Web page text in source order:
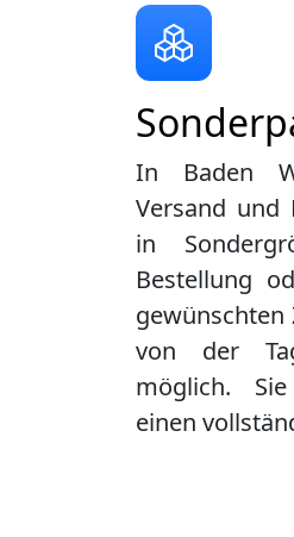
In Baden
Versand und
in
Bestellung
gewünschten
von der
möglich.
einen